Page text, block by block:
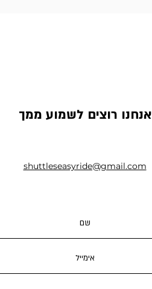
אנחנו רוצים לשמוע ממך
shuttleseasyride@gmail.com